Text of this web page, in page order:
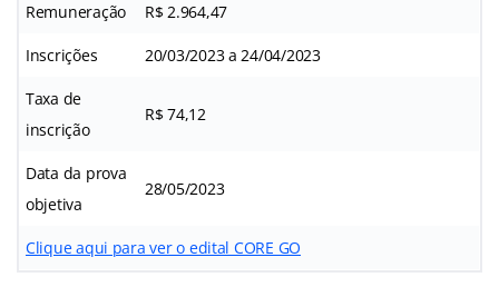
Remuneração R$ 2.964,47
Inscrições 20/03/2023 a 24/04/2023
Taxa de
inscrição
R$ 74,12
Data da prova
objetiva
28/05/2023
Clique aqui para ver o edital CORE GO